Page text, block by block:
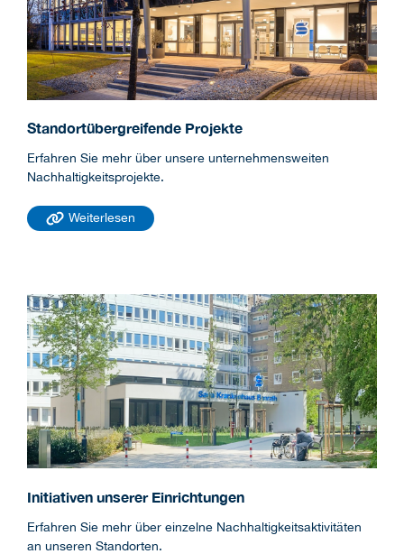
Standortübergreifende Projekte
Erfahren Sie mehr über unsere unternehmensweiten
Nachhaltigkeitsprojekte.
Weiterlesen
Initiativen unserer Einrichtungen
Erfahren Sie mehr über einzelne Nachhaltigkeitsaktivitäten
an unseren Standorten.